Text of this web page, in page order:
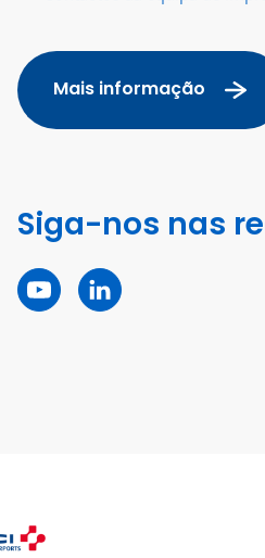
Mais informação
Siga-nos nas